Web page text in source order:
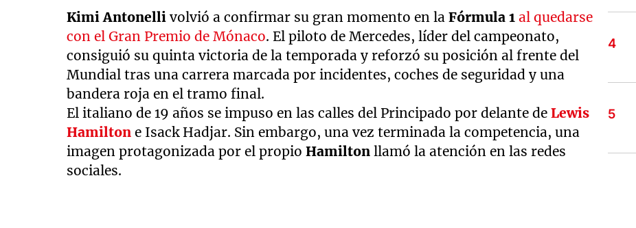
Kimi Antonelli volvió a confirmar su gran momento en laFórmula 1 al quedarse
con el Gran Premio de Mónaco. El piloto de Mercedes, líder del campeonato,
consiguió su quinta victoria de la temporada y reforzó su posición al frente del
Mundial tras una carrera marcada por incidentes, coches de seguridad y una
bandera roja en el tramo final.
El italiano de 19 años se impuso en las calles del Principado por delante deLewis
Hamilton e Isack Hadjar. Sin embargo, una vez terminada la competencia, una
imagen protagonizada por el propioHamiltonllamó la atención en las redes
sociales.